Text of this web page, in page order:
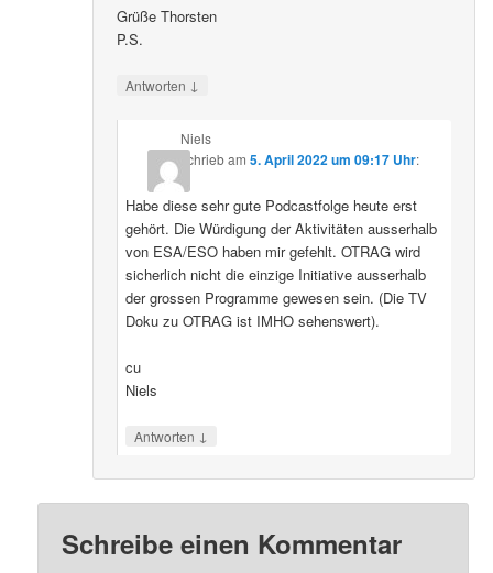
Grüße Thorsten
P.S.
Antworten ↓
Niels
schriebam 5. April 2022 um 09:17 Uhr:
Habe diese sehr gute Podcastfolge heute erst
gehört. Die Würdigung der Aktivitäten ausserhalb
von ESA/ESO haben mir gefehlt. OTRAG wird
sicherlich nicht die einzige Initiative ausserhalb
der grossen Programme gewesen sein. (Die TV
Doku zu OTRAG ist IMHO sehenswert).
cu
Niels
Antworten ↓
Schreibe einen Kommentar